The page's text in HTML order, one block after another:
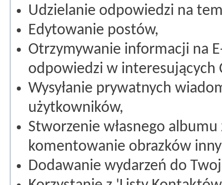
Udzielanie odpowiedzi na
Edytowanie postów,
Otrzymywanie informacji na
odpowiedzi w interesujących
Wysyłanie prywatnych
użytkowników,
Stworzenie własnego
komentowanie obrazków
Dodawanie wydarzeń do